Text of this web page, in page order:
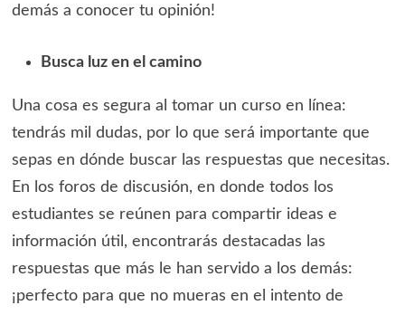
demás a conocer tu opinión!
Busca luz en el camino
Una cosa es segura al tomar un curso en línea:
tendrás mil dudas, por lo que será importante que
sepas en dónde buscar las respuestas que necesitas.
En los foros de discusión, en donde todos los
estudiantes se reúnen para compartir ideas e
información útil, encontrarás destacadas las
respuestas que más le han servido a los demás:
¡perfecto para que no mueras en el intento de